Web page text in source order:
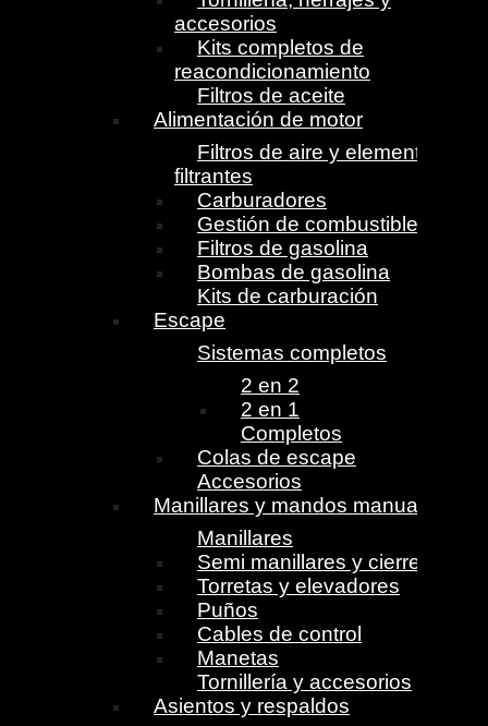
accesorios
Kits completos de
reacondicionamiento
Filtros de aceite
Alimentación de motor
Filtros de aire y elementos
filtrantes
Carburadores
Gestión de combustible
Filtros de gasolina
Bombas de gasolina
Kits de carburación
Escape
Sistemas completos
2 en 2
2 en 1
Completos
Colas de escape
Accesorios
Manillares y mandos manuales
Manillares
Semi manillares y cierres
Torretas y elevadores
Puños
Cables de control
Manetas
Tornillería y accesorios
Asientos y respaldos